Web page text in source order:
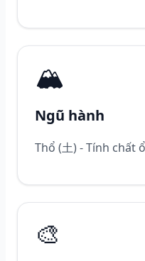
🏔️
Ngũ hành
Thổ (土) - Tính chất
🎨